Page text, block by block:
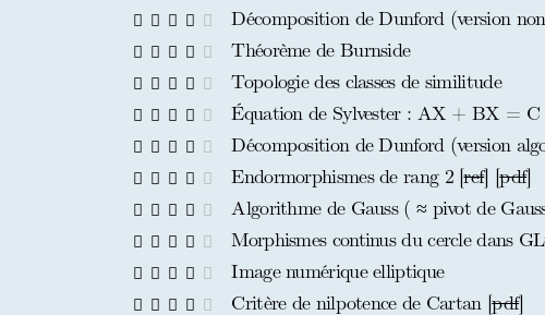
Décomposition de Dunford (version
Théorème de Burnside
Topologie des classes de similitude
Équation de Sylvester : AX + BX = C
Décomposition de Dunford (version
Endormorphismes de rang 2 [ref] [pdf]
Algorithme de Gauss ( ≈ pivot de
Morphismes continus du cercle dans
Image numérique elliptique
Critère de nilpotence de Cartan [pdf]